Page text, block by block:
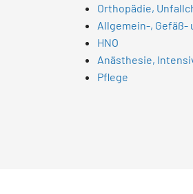
Orthopädie,
Allgemein-, Gefäß-
HNO
Anästhesie,
Pflege